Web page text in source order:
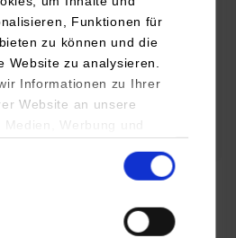
Funktionen für
zu können und die
Website zu analysieren.
Informationen zu Ihrer
Website an unsere
Werbung und
führen diese
die Sie ihnen bereitgestellt
im Rahmen Ihrer Nutzung
Antriebe, moderne
innovative Fahrzeugkonzepte für
Stadt und…
/ Termine